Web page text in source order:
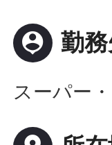
person_pin 勤
スーパー